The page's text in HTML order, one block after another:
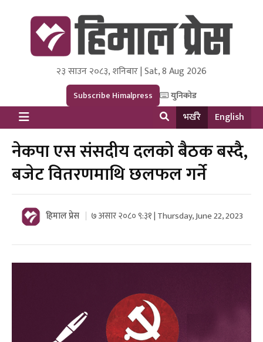
Himal Press
Dot NewsyNepal Media and Research Pvt Ltd.
२३ साउन २०८३, शनिबार | Sat, 8 Aug 2026
Subscribe Himalpress युनिकोड
भर्खरै English
नेकपा एस संसदीय दलको बैठक बस्दै,
बजेट वितरणमाथि छलफल गर्ने
हिमाल प्रेस ७ असार २०८० ९:३१ | Thursday, June 22, 2023